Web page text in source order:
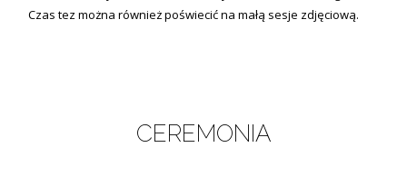
Czas tez można również poświecić na małą sesje zdjęciową.
CEREMONIA